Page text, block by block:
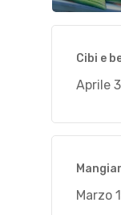
Cibi e
Aprile
Marzo